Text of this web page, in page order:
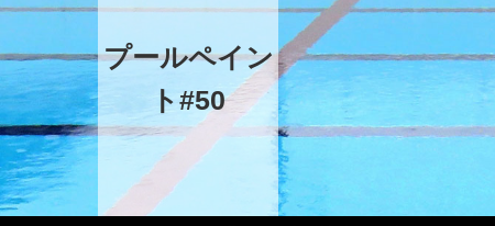
プールペイン
ト#50